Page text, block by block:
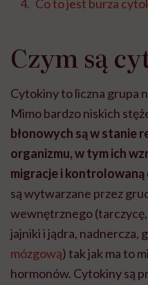
Co to jest burza
Czym są
Cytokiny to liczna grupa
Mimo bardzo niskich
błonowych są w stanie
organizmu, w tym ich
migracje i kontrolowaną
są wytwarzane przez
wewnętrznego
jajniki i jądra, nadnercza,
mózgową) tak jak ma to
hormonów. Cytokiny są